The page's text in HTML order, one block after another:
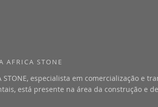
AFRICA STONE
STONE, especialista em comercialização e
está presente na área da construção e